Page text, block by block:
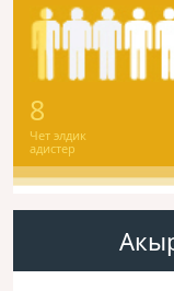
8
Чет элдик
адистер